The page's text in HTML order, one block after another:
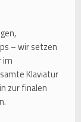
– wir setzen
im
Klaviatur
zur finalen